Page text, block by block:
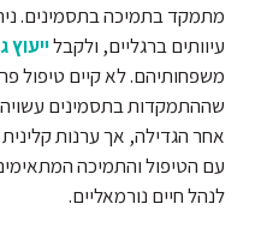
מתמקד בתמיכה בתסמינים.
עיוותים ברגליים, ולקבלייעוץ
משפחותיהם. לא קיים טיפול
שההתמקדות בתסמינים עשויה
אחר הגדילה, אך ערנות
עם הטיפול והתמיכה
לנהל חיים נורמאליים.